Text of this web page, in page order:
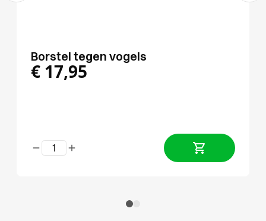
Borstel tegen vogels
€ 17,95